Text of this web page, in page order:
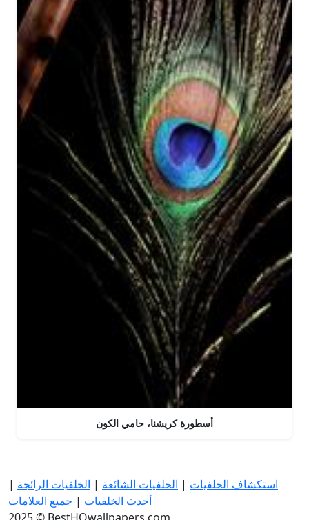
أسطورة كريشنا، حامي الكون
استكشاف الخلفيات | الخلفيات الشائعة | الخلفيات الرائجة |
أحدث الخلفيات | جميع العلامات